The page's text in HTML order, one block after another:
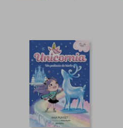
10%
dcto. $ 21.599